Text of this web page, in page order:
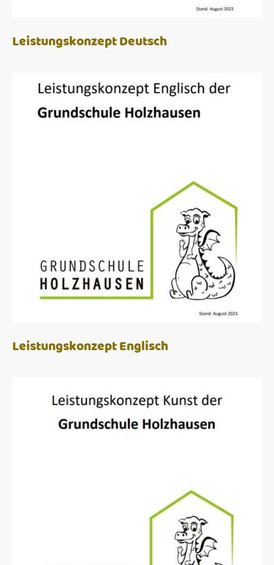
Leistungskonzept Deutsch
Leistungskonzept Englisch